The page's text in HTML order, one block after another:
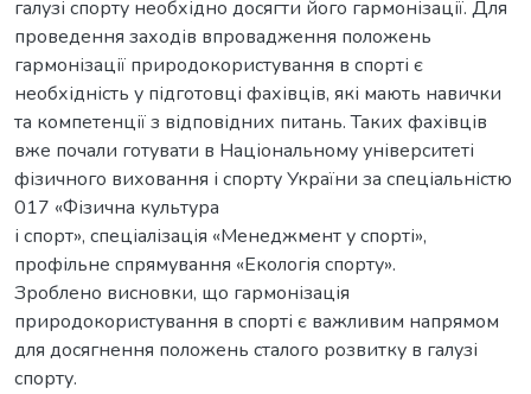
галузі спорту необхідно досягти його гармонізації. Для
проведення заходів впровадження положень
гармонізації природокористування в спорті є
необхідність у підготовці фахівців, які мають навички
та компетенції з відповідних питань. Таких фахівців
вже почали готувати в Національному університеті
фізичного виховання і спорту України за спеціальністю
017 «Фізична культура
і спорт», спеціалізація «Менеджмент у спорті»,
профільне спрямування «Екологія спорту».
Зроблено висновки, що гармонізація
природокористування в спорті є важливим напрямом
для досягнення положень сталого розвитку в галузі
спорту.